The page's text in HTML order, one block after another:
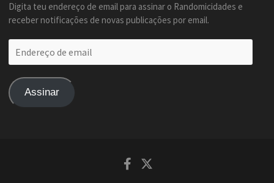
Digita teu endereço de email para assinar o Randomicidades e
receber notificações de novas publicações por email.
de
Assinar
Facebook